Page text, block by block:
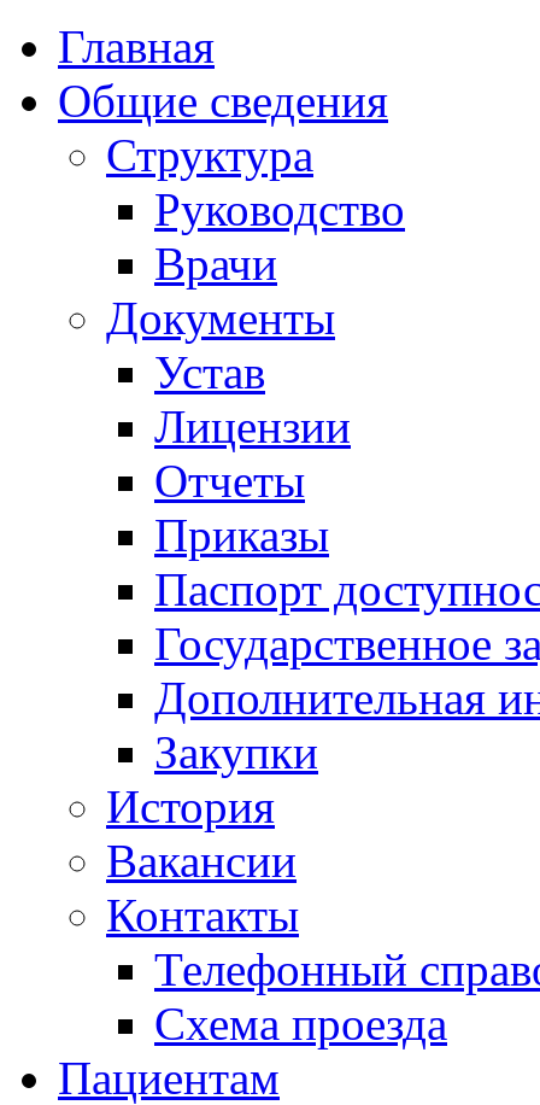
Главная
Общие сведения
Структура
Руководство
Врачи
Документы
Устав
Лицензии
Отчеты
Приказы
Паспорт
Государственное
Дополнительная
Закупки
История
Вакансии
Контакты
Телефонный
Схема проезда
Пациентам